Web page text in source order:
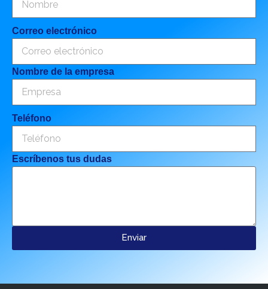
Correo electrónico
Nombre de la empresa
Teléfono
Escríbenos tus dudas
Enviar